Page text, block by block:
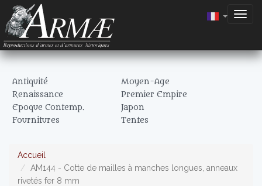
Antiquité
Moyen-Age
Renaissance
Premier Empire
Epoque Contemp.
Japon
Fournitures
Tentes
Accueil
AM144 - Cotte de mailles à manches longues, anneaux
rivetés fer 8 mm